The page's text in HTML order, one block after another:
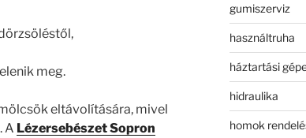
meg.
eltávolítására, mivel
A Lézersebészet Sopron
gumiszerviz
használtruha
háztartási
hidraulika
homok